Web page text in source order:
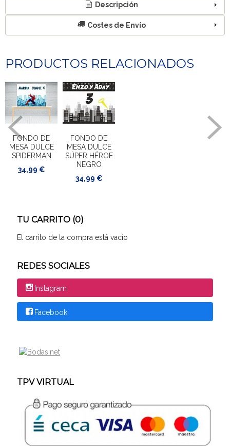
TU CARRITO (0)
El carrito de la compra está vacío
REDES SOCIALES
Instagram
Facebook
TPV VIRTUAL
Descripción
Costes de Envío
PRODUCTOS RELACIONADOS
FONDO DE
MESA DULCE
SPIDERMAN
34,99 €
FONDO DE
MESA DULCE
SÚPER HÉROE
NEGRO
34,99 €